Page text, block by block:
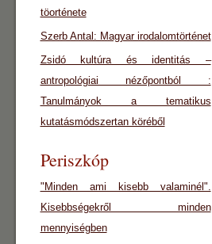
töorténete
Szerb Antal: Magyar irodalomtörténet
Zsidó kultúra és identitás –
antropológiai nézőpontból :
Tanulmányok a tematikus
kutatásmódszertan köréből
Periszkóp
"Minden ami kisebb valaminél".
Kisebbségekről minden
mennyiségben